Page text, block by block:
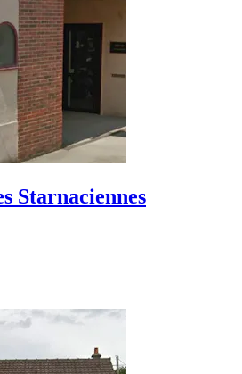
Starnaciennes